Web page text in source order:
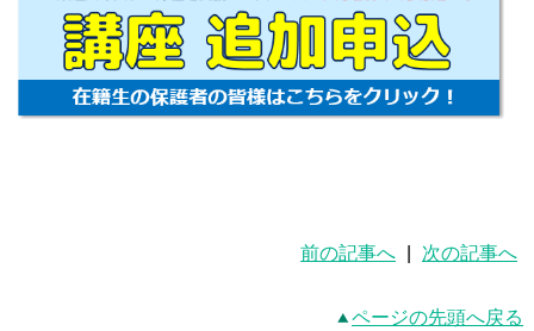
前の記事へ 次の記事へ
ページの先頭へ戻る